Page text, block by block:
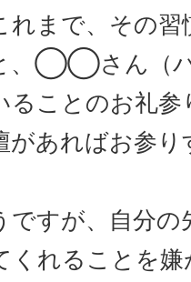
れまで、その
、◯◯さん（
ることのお礼
があればお参り
ですが、自分
くれることを嫌